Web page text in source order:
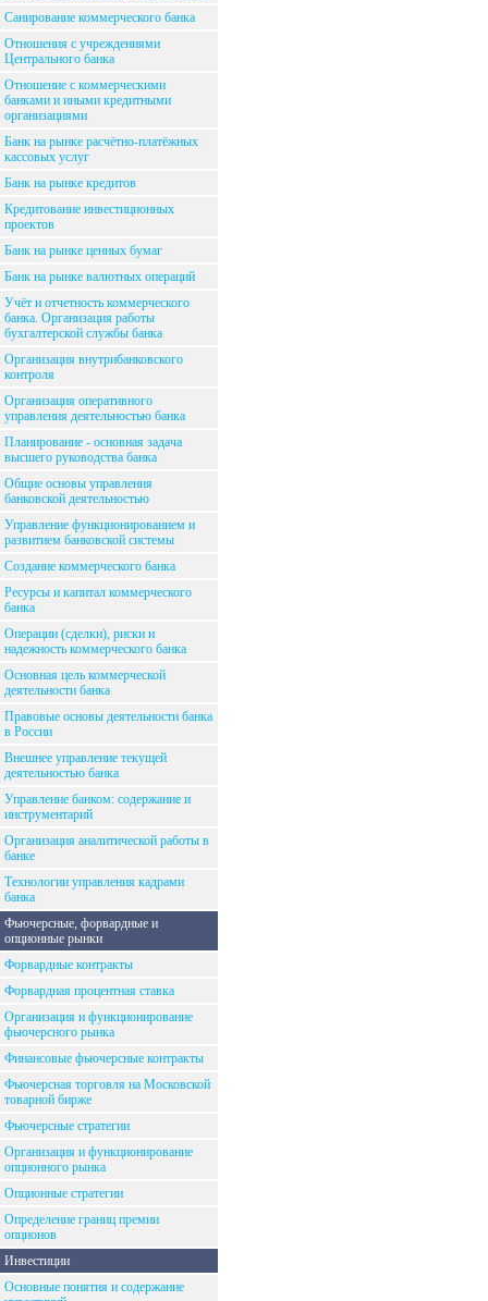
Санирование коммерческого банка
Отношения с учреждениями
Центрального банка
Отношение с коммерческими
банками и иными кредитными
организациями
Банк на рынке расчётно-платёжных
кассовых услуг
Банк на рынке кредитов
Кредитование инвестиционных
проектов
Банк на рынке ценных бумаг
Банк на рынке валютных операций
Учёт и отчетность коммерческого
банка. Организация работы
бухгалтерской службы банка
Организация внутрибанковского
контроля
Организация оперативного
управления деятельностью банка
Планирование - основная задача
высшего руководства банка
Общие основы управления
банковской деятельностью
Управление функционированием и
развитием банковской системы
Создание коммерческого банка
Ресурсы и капитал коммерческого
банка
Операции (сделки), риски и
надежность коммерческого банка
Основная цель коммерческой
деятельности банка
Правовые основы деятельности банка
в России
Внешнее управление текущей
деятельностью банка
Управление банком: содержание и
инструментарий
Организация аналитической работы в
банке
Технологии управления кадрами
банка
Фьючерсные, форвардные и
опционные рынки
Форвардные контракты
Форвардная процентная ставка
Организация и функционирование
фьючерсного рынка
Финансовые фьючерсные контракты
Фьючерсная торговля на Московской
товарной бирже
Фьючерсные стратегии
Организация и функционирование
опционного рынка
Опционные стратегии
Определение границ премии
опционов
Инвестиции
Основные понятия и содержание